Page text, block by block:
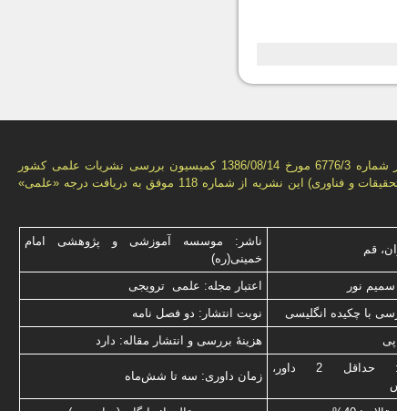
بر اساس مجوز شماره 6776/3 مورخ 1386/08/14 كمیسیون بررسى نشریات علمى كشور
(وزارت علوم، تحقیقات و فناورى) این نشریه از شماره 118 موفق به دریافت درجه «علمى»
قم
ناشر: موسسه آموزشی و پژوهشی امام
خمینی(ره)
نور
اعتبار مجله: علمی ترویجی
با چكیده انگلیسی
نوبت انتشار: دو فصل نامه
هزینۀ بررسی و انتشار مقاله: دارد
نوع داوری: حداقل 2 داور،
زمان داوری: سه تا شش‌ماه